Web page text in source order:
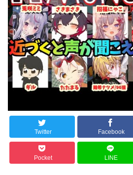
Twitter Facebook
Pocket LINE